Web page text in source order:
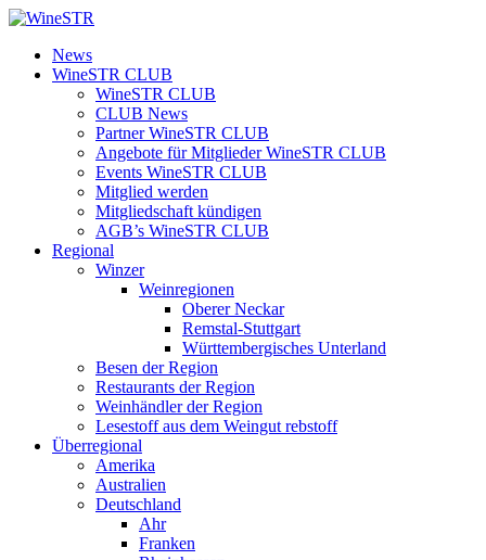
Zum
springen
WineSTR
News
WineSTR CLUB
WineSTR CLUB
CLUB News
Partner WineSTR CLUB
Angebote für Mitglieder WineSTR CLUB
Events WineSTR CLUB
Mitglied werden
Mitgliedschaft kündigen
AGB’s WineSTR CLUB
Regional
Winzer
Weinregionen
Oberer Neckar
Remstal-Stuttgart
Württembergisches Unterland
Besen der Region
Restaurants der Region
Weinhändler der Region
Lesestoff aus dem Weingut rebstoff
Überregional
Amerika
Australien
Deutschland
Ahr
Franken